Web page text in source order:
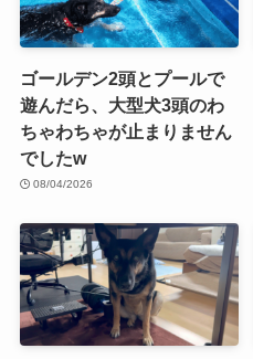
ゴールデン2頭とプールで
遊んだら、大型犬3頭のわ
ちゃわちゃが止まりません
でしたw
08/04/2026